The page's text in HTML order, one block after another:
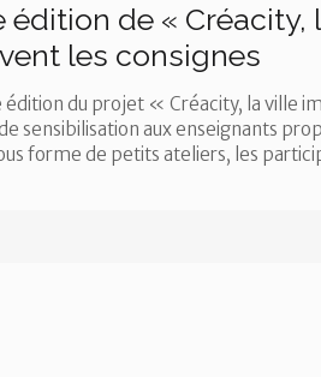
édition de «
les consignes
édition du projet « Créacity, la ville
sensibilisation aux enseignants
forme de petits ateliers, les